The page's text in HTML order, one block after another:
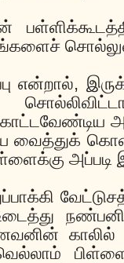
என்றால்,
வைத்துக்